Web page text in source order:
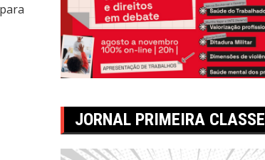
JORNAL PRIMEIRA CLASSE